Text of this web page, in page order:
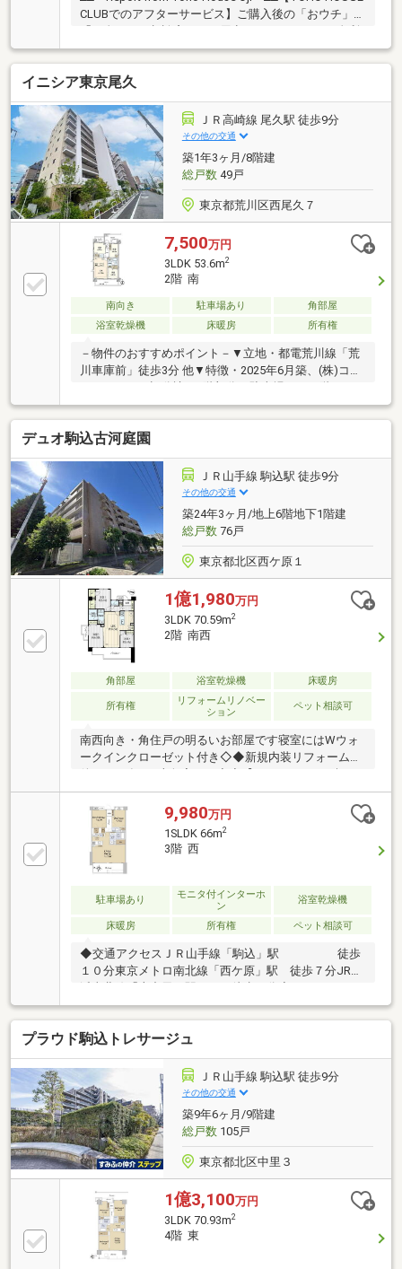
CLUBでのアフターサービス】ご購入後の「おウチ」と
「お金」のご相談窓口をご用意しております！・金利
上昇時のリスクヘッジ、借換え相談、繰上返済のタイ
ミング、各種保険の見直し・・・etc・おウチの設備保
証や定期点検、駆け付けサービス・・・etc購入前のタ
イミングは勿論、購入後のご不安につきましてもご相
談可能です！まずはお気軽に現地をご覧下さいませ。
物件の詳細について、ご見学希望のお客様は下記番号
までお気軽にご連絡下さい。お問い合わせ専用フリー
ダイヤル ： ０１２０－６６１－０４０
イニシア東京尾久
ＪＲ高崎線 尾久駅 徒歩9分
その他の交通
築1年3ヶ月/8階建
総戸数49戸
東京都荒川区西尾久７
7,500万円
3LDK 53.6m2
2階 南
南向き 駐車場あり
角部屋
浴室乾燥機
床暖房 所有権
－物件のおすすめポイント－▼立地・都電荒川線「荒
川車庫前」徒歩3分 他▼特徴・2025年6月築、(株)コス
住戸なし・北側洋室は天井高約2.5m・南面バルコニー
設置・24時間ゴミ出し可能▼設備・LD・約4.3帖洋室
に床暖房・ミストサウナ付浴室暖房乾燥機・各住戸前
に宅配ロッカー・エントランスホールに宅配ボックス
▼周辺環境・東武ストア西尾久店 徒歩7分(約540m)※
サービスバルコニー面積2.86平米■ ご希望の住まい探
しをお手伝いします ━━━━━・・・物件の詳細・ご
相談はお気軽にお問い合わせください。
デュオ駒込古河庭園
ＪＲ山手線 駒込駅 徒歩9分
その他の交通
築24年3ヶ月/地上6階地下1階建
総戸数76戸
東京都北区西ケ原１
1億1,980万円
3LDK 70.59m2
2階 南西
角部屋 浴室乾燥機 床暖房
所有権
リフォームリノベー
ション
ペット相談可
南西向き・角住戸の明るいお部屋です寝室にはWウォ
ークインクローゼット付き◇◆新規内装リフォーム物
要】システムキッチン交換（ビルトイン食洗器/浄水器
一体型水栓/ガラストップコンロ）ユニットバス交換
（1418/浴室換気乾燥暖房機/追い炊き機能）、洗面化
粧台交換、洗濯用防水パン・水栓交換、一体型シャワ
ートイレ交換、給湯器交換、全フローリング貼替え、
全建具交換、壁・天井クロス張替え、床暖房設備交換
（LD部分）LED照明器具取付、エアコン1基設置、ハ
ウスクリーニングetc...【その他専有面積】室外機置場
面積：0.5㎡
9,980万円
1SLDK 66m2
3階 西
駐車場あり
モニタ付インターホ
ン
浴室乾燥機
床暖房 所有権 ペット相談可
◆交通アクセスＪＲ山手線「駒込」駅 徒歩
１０分東京メトロ南北線「西ケ原」駅 徒歩７分JR京
Informationサカガミ 駒込店…約170ｍラコマート駒込
店…約400ｍサンドラッグ 染井銀座店…約180ｍファミ
リーマート 駒込六丁目店…約210ｍまいばすけっと 駒
込6丁目店…約240ｍ北区滝野川小学校…約420ｍ石川幼
稚園…約200ｍ西ヶ原こどもセンター…約90ｍ北区立滝
野川図書館…約500ｍ西ヶ原郵便局…約480ｍ北区 滝野
川区民事務所…約500ｍ滝野川体育館テニスコート…約
640ｍ
プラウド駒込トレサージュ
ＪＲ山手線 駒込駅 徒歩9分
その他の交通
築9年6ヶ月/9階建
総戸数105戸
東京都北区中里３
1億3,100万円
3LDK 70.93m2
4階 東